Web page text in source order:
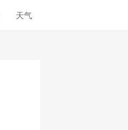
天气